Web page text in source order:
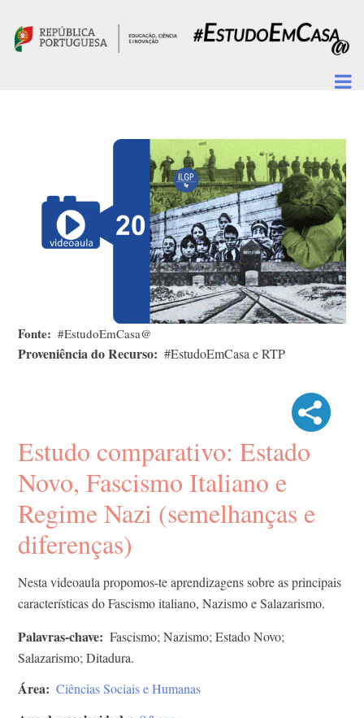
Fonte #EstudoEmCasa@
Proveniência do Recurso #EstudoEmCasa e RTP
Estudo comparativo: Estado
Novo, Fascismo Italiano e
Regime Nazi (semelhanças e
diferenças)
Nesta videoaula propomos-te aprendizagens sobre as principais
características do Fascismo italiano, Nazismo e Salazarismo.
Palavras-chave
Fascismo; Nazismo; Estado Novo;
Salazarismo; Ditadura.
Área Ciências Sociais e Humanas